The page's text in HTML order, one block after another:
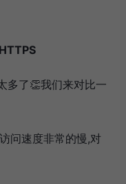
多了👏我们来对比一
问速度非常的慢,对